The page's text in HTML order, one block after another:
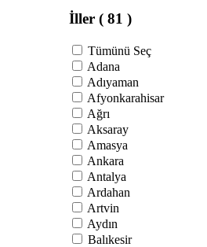
İller ( 81 )
Tümünü Seç
Adana
Adıyaman
Afyonkarahisar
Ağrı
Aksaray
Amasya
Ankara
Antalya
Ardahan
Artvin
Aydın
Balıkesir